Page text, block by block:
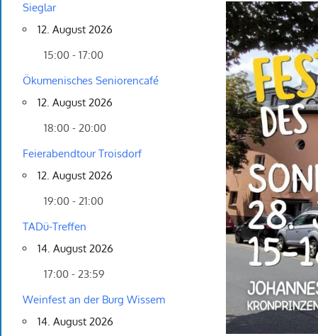
Sieglar
12. August 2026
15:00 - 17:00
Ökumenisches Seniorencafé
12. August 2026
18:00 - 20:00
Feierabendtour Troisdorf
12. August 2026
19:00 - 21:00
TADü-Treffen
14. August 2026
17:00 - 23:59
Weinfest an der Burg Wissem
14. August 2026